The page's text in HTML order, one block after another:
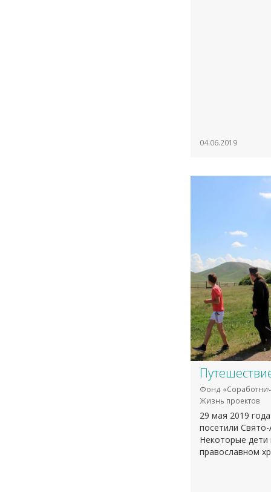
04.06.2019
Фонд
Жизнь проектов
29 мая 2019
посетили
Некоторые
православном